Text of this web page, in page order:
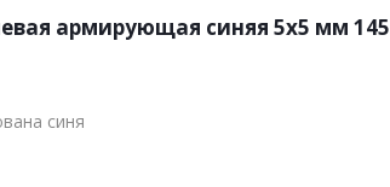
армирующая синяя 5х5 мм 145
синя